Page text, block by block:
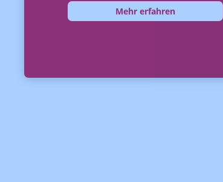
Mehr erfahren